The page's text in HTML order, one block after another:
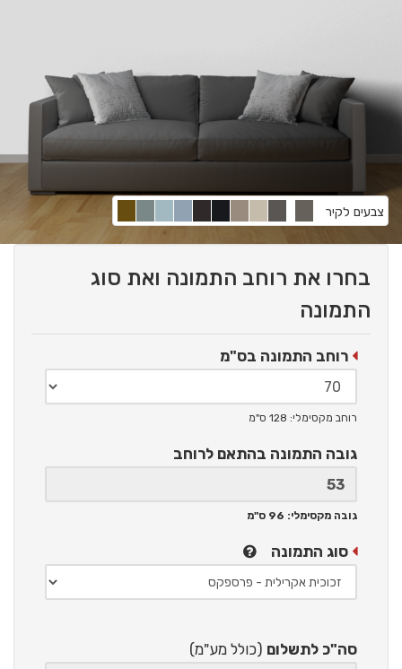
צבעים לקיר
בחרו את רוחב התמונה ואת סוג
התמונה
רוחב התמונה בס"מ
רוחב מקסימלי: 128 ס"מ
גובה התמונה בהתאם לרוחב
גובה מקסימלי: 96 ס"מ
סוג התמונה
סה"כ לתשלום (כולל מע"מ)